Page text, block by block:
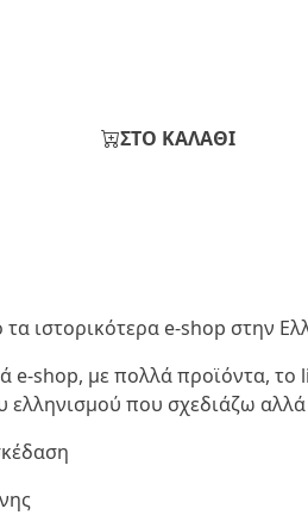
ΣΤΟ ΚΑΛΑΘΙ
τα ιστορικότερα e-shop στην
e-shop, με πολλά προϊόντα,
ελληνισμού που σχεδιάζω αλλά